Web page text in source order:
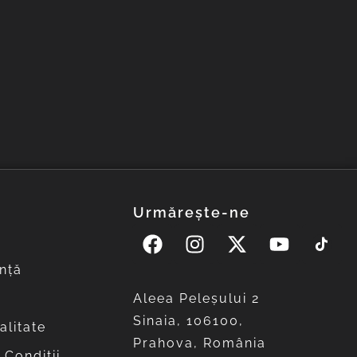
Urmărește-ne
Aleea Peleşului 2
Sinaia, 106100,
Prahova, România